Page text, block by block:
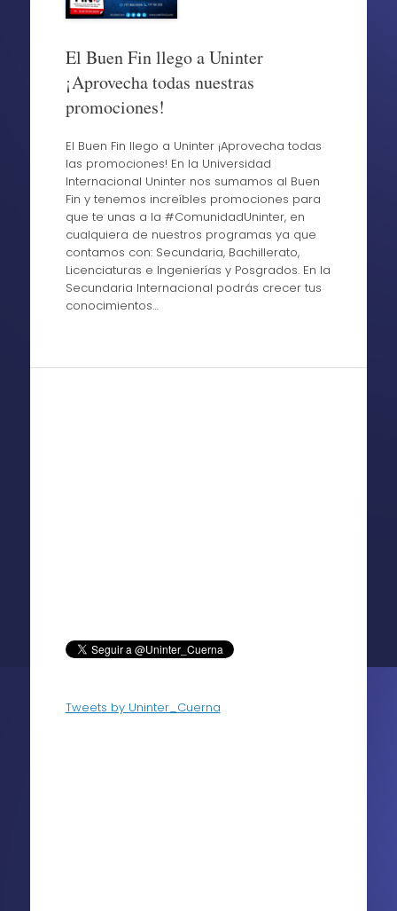
El Buen Fin llego a Uninter
¡Aprovecha todas nuestras
promociones!
El Buen Fin llego a Uninter ¡Aprovecha todas
las promociones! En la Universidad
Internacional Uninter nos sumamos al Buen
Fin y tenemos increíbles promociones para
que te unas a la #ComunidadUninter, en
cualquiera de nuestros programas ya que
contamos con: Secundaria, Bachillerato,
Licenciaturas e Ingenierías y Posgrados. En la
Secundaria Internacional podrás crecer tus
conocimientos…
Tweets by Uninter_Cuerna